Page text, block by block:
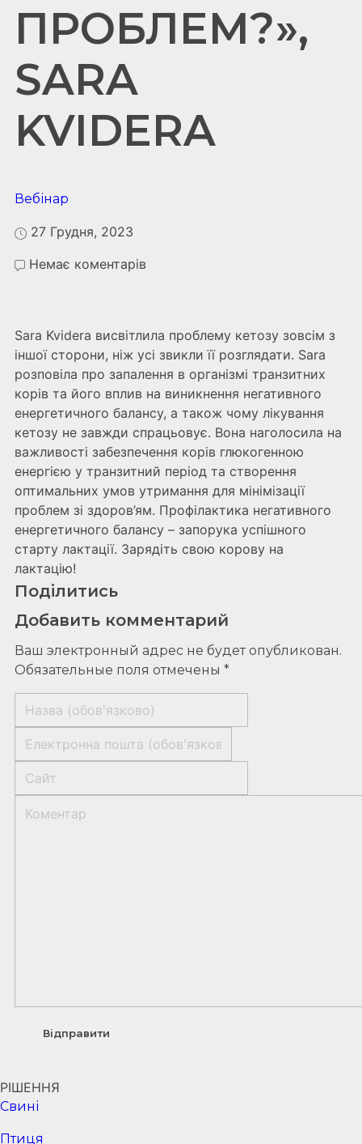
ПРОБЛЕМ?»,
SARA
KVIDERA
Вебінар
27 Грудня, 2023
Немає коментарів
Sara Kvidera висвітлила проблему кетозу зовсім з
іншої сторони, ніж усі звикли її розглядати. Sara
розповіла про запалення в організмі транзитних
корів та його вплив на виникнення негативного
енергетичного балансу, а також чому лікування
кетозу не завжди спрацьовує. Вона наголосила на
важливості забезпечення корів глюкогенною
енергією у транзитний період та створення
оптимальних умов утримання для мінімізації
проблем зі здоров’ям. Профілактика негативного
енергетичного балансу – запорука успішного
старту лактації. Зарядіть свою корову на
лактацію!
Поділитись
Добавить комментарий
Ваш электронный адрес не будет опубликован.
Обязательные поля отмечены *
РІШЕННЯ
Cвині
Птиця